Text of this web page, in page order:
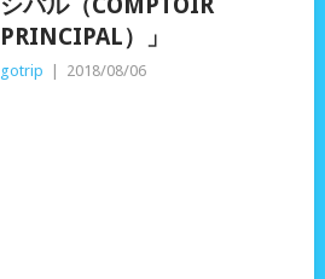
PRINCIPAL）」
gotrip 2018/08/06